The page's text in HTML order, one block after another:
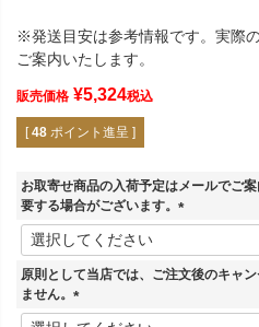
※発送目安は参考情報です。実際
ご案内いたします。
販売価格 ¥5,324税込
[ 48 ポイント進呈 ]
お取寄せ商品の入荷予定はメールでご
要する場合がございます。
(
須
原則として当店では、ご注文後のキャ
ません。
(